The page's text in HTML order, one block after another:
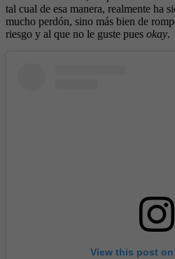
tal cual de esa manera, realmente ha
mucho perdón, sino más bien de
riesgo y al que no le guste pues okay.
View this post